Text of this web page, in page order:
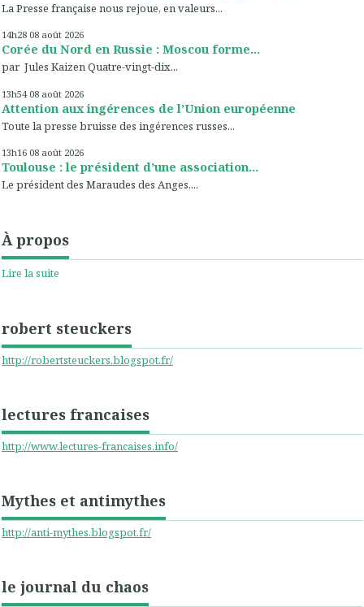
La Presse française nous rejoue, en valeurs...
14h28 08 août 2026
Corée du Nord en Russie : Moscou forme...
par Jules Kaizen Quatre-vingt-dix...
13h54 08 août 2026
Attention aux ingérences de l’Union européenne
Toute la presse bruisse des ingérences russes...
13h16 08 août 2026
Toulouse : le président d’une association...
Le président des Maraudes des Anges,...
À propos
Lire la suite
robert steuckers
http://robertsteuckers.blogspot.fr/
lectures francaises
http://www.lectures-francaises.info/
Mythes et antimythes
http://anti-mythes.blogspot.fr/
le journal du chaos